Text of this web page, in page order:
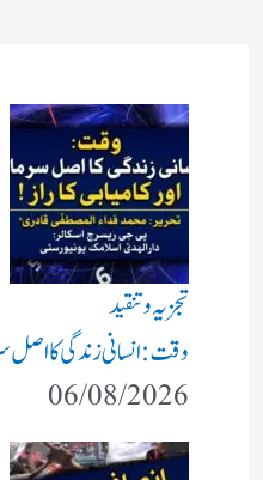
تجزیہ و تنقید
وقت: انسانی زندگی کا اصل
06/08/2026